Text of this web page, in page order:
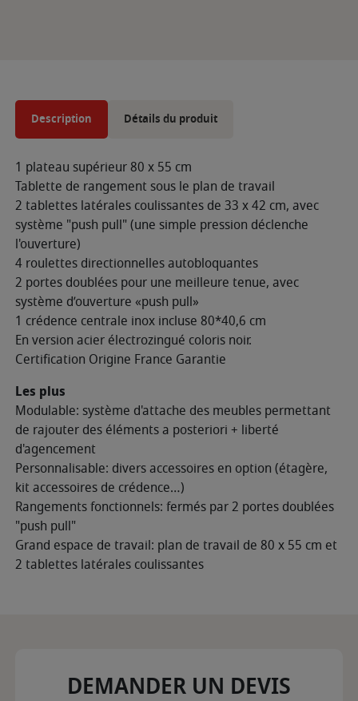
Description Détails du produit
1 plateau supérieur 80 x 55 cm
Tablette de rangement sous le plan de travail
2 tablettes latérales coulissantes de 33 x 42 cm, avec
système "push pull" (une simple pression déclenche
l'ouverture)
4 roulettes directionnelles autobloquantes
2 portes doublées pour une meilleure tenue, avec
système d’ouverture «push pull»
1 crédence centrale inox incluse 80*40,6 cm
En version acier électrozingué coloris noir.
Certification Origine France Garantie
Les plus
Modulable: système d'attache des meubles permettant
de rajouter des éléments a posteriori + liberté
d'agencement
Personnalisable: divers accessoires en option (étagère,
kit accessoires de crédence…)
Rangements fonctionnels: fermés par 2 portes doublées
"push pull"
Grand espace de travail: plan de travail de 80 x 55 cm et
2 tablettes latérales coulissantes
DEMANDER UN DEVIS